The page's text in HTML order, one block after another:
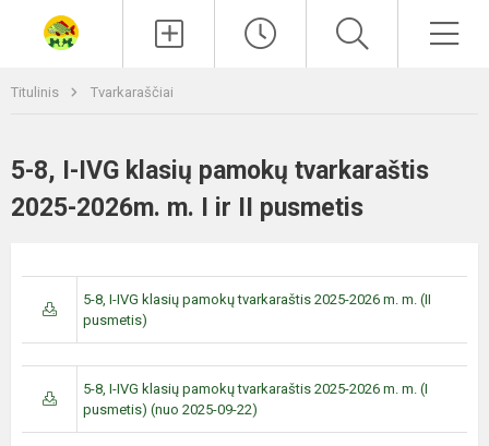
Titulinis Tvarkaraščiai
5-8, I-IVG klasių pamokų tvarkaraštis
2025-2026m. m. I ir II pusmetis
5-8, I-IVG klasių pamokų tvarkaraštis 2025-2026 m. m. (II
pusmetis)
5-8, I-IVG klasių pamokų tvarkaraštis 2025-2026 m. m. (I
pusmetis) (nuo 2025-09-22)